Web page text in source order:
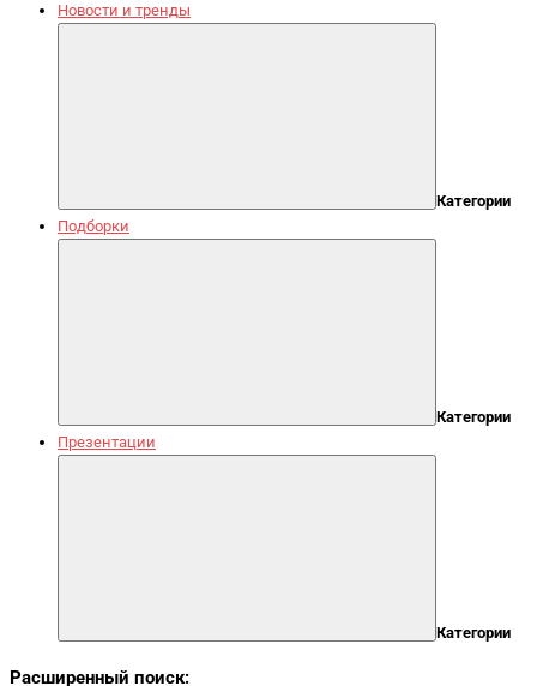
Новости и тренды
Категории
Подборки
Категории
Презентации
Категории
Расширенный поиск: